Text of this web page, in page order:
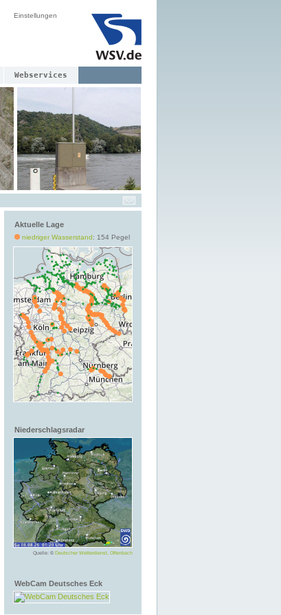
Einstellungen
Webservices
Aktuelle Lage
niedriger Wasserstand: 154 Pegel
Niederschlagsradar
Quelle: © Deutscher Wetterdienst, Offenbach
WebCam Deutsches Eck